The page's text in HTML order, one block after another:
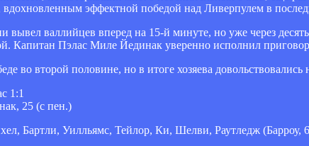
вдохновленным эффектной победой над Ливерпулем в
вывел валлийцев вперед на 15-й минуте, но уже через
Капитан Пэлас Миле Йединак уверенно исполнил
во второй половине, но в итоге хозяева
1:1
25 (с пен.)
Бартли, Уилльямс, Тейлор, Ки, Шелви, Раутледж